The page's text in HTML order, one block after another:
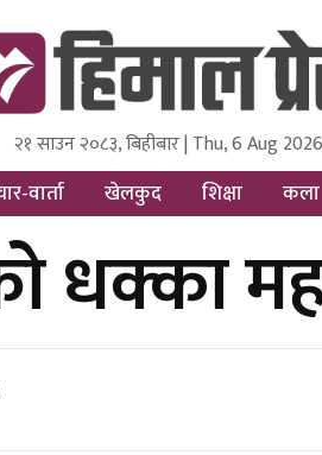
Press Media and Research Pvt Ltd.
२१ साउन २०८३, बिहीबार | Thu, 6 Aug 2026
वार्ता खेलकुद शिक्षा कला
धक्का